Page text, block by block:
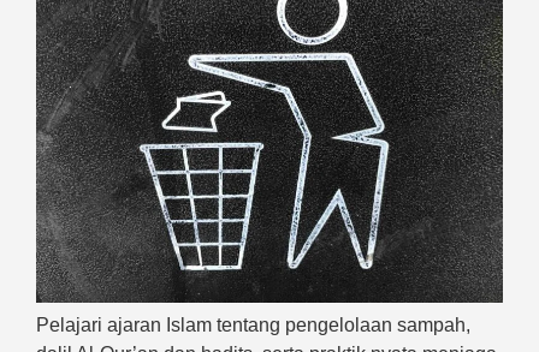
Pelajari ajaran Islam tentang pengelolaan sampah,